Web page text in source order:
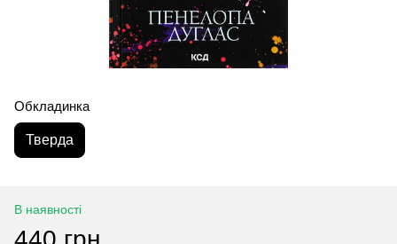
Обкладинка
Тверда
В наявності